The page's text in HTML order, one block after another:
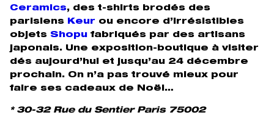
Ceramics, des t-shirts brodés des
parisiens Keur ou encore d’irrésistibles
objets Shopu fabriqués par des artisans
japonais. Une exposition-boutique à visiter
dés aujourd’hui et jusqu’au 24 décembre
prochain. On n’a pas trouvé mieux pour
faire ses cadeaux de Noël…
* 30-32 Rue du Sentier Paris 75002